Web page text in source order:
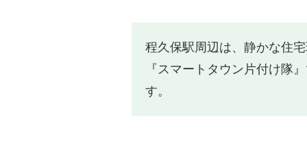
程久保駅周辺は、静かな住
『スマートタウン片付け隊
す。